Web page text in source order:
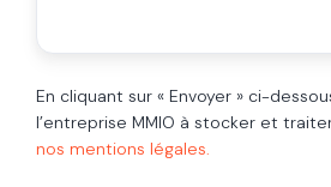
En cliquant sur « Envoyer » ci-
l’entreprise MMIO à stocker et
nos mentions légales.